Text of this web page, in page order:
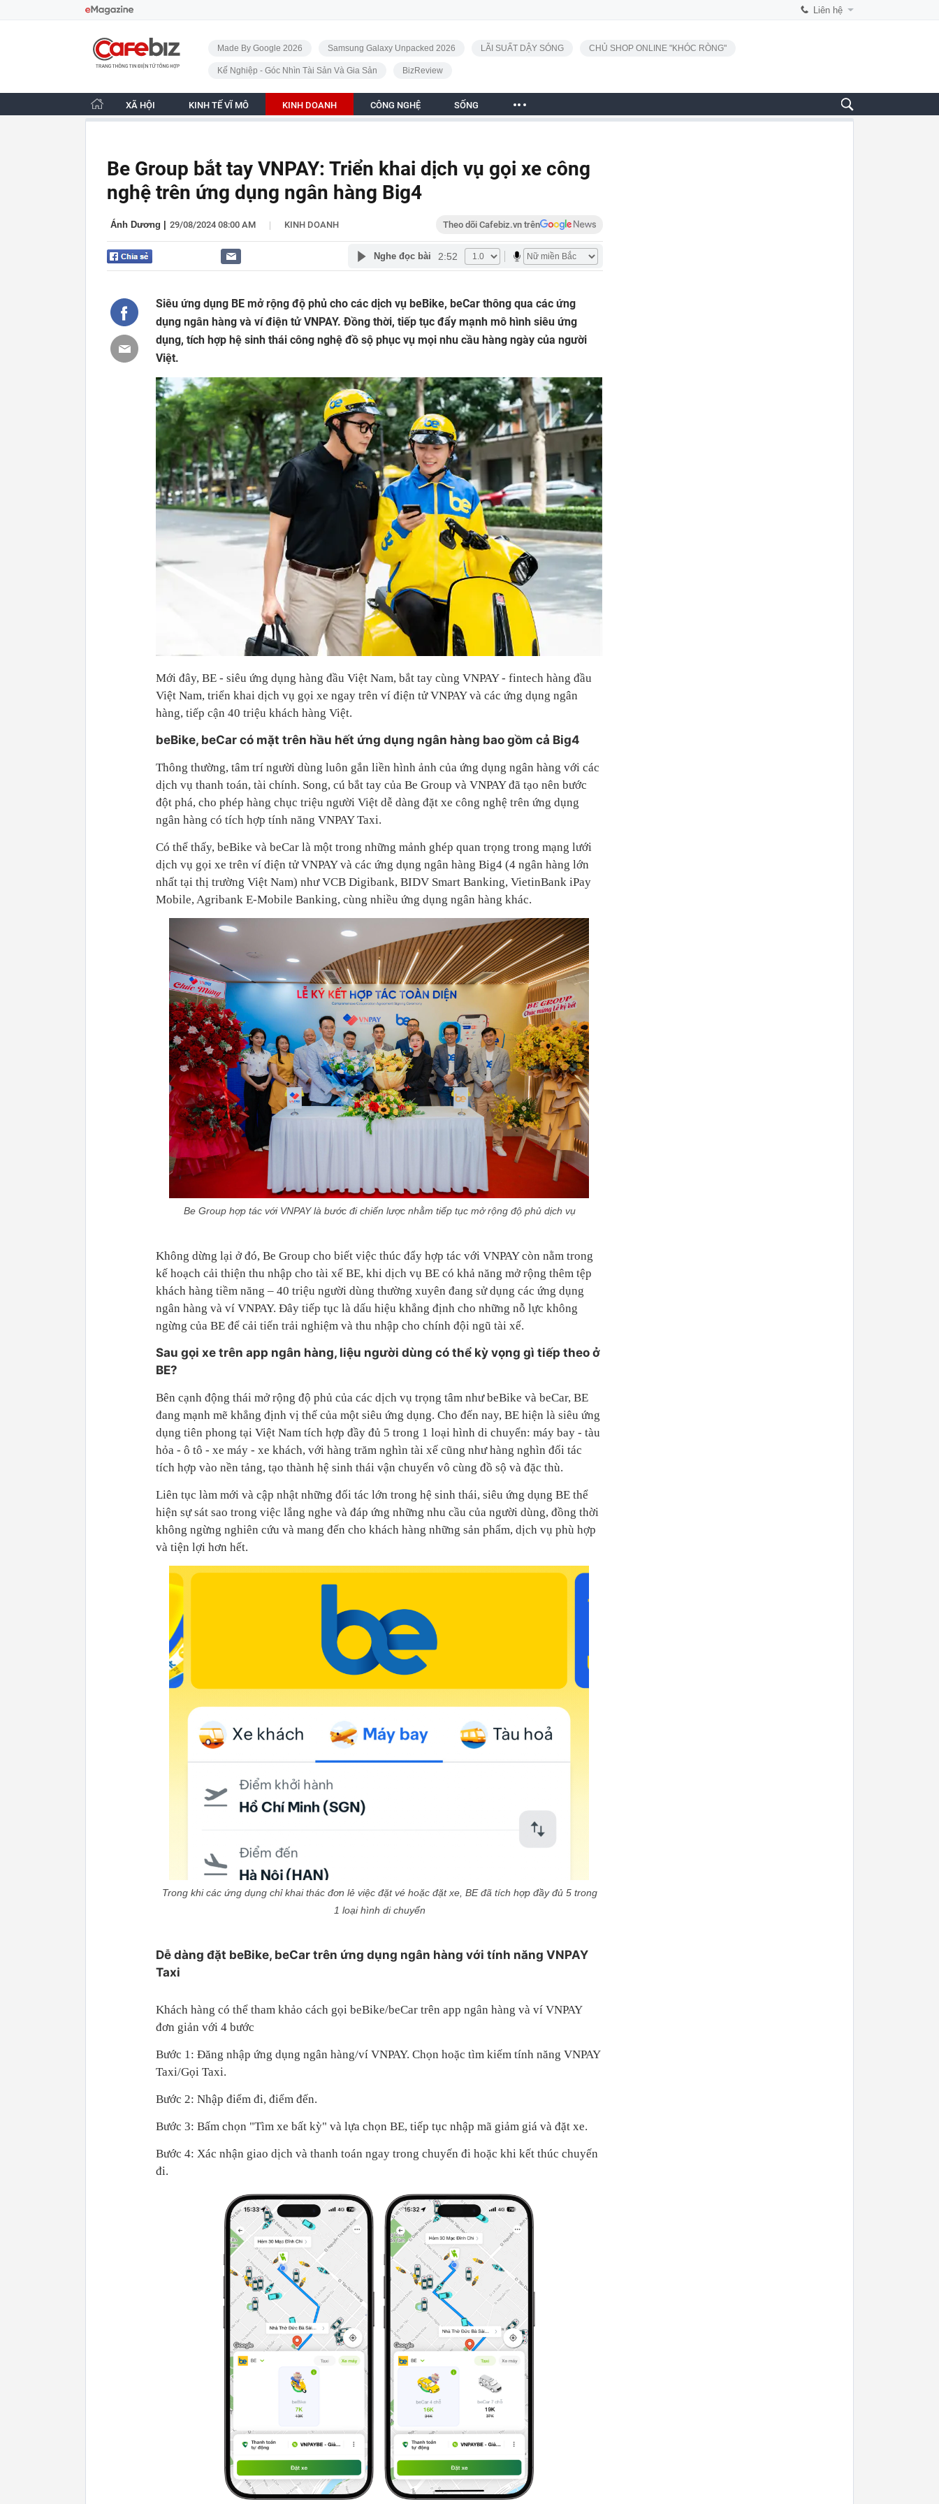
Liên hệ
CafeBiz - Trang chủ
Made By Google 2026 Samsung Galaxy Unpacked 2026 LÃI SUẤT DẬY SÓNG CHỦ SHOP ONLINE "KHÓC RÒNG"
Kế Nghiệp - Góc Nhìn Tài Sản Và Gia Sản BizReview
XÃ HỘI KINH TẾ VĨ MÔ KINH DOANH CÔNG NGHỆ SỐNG
Be Group bắt tay VNPAY: Triển khai dịch vụ gọi xe công
nghệ trên ứng dụng ngân hàng Big4
Ánh Dương 29/08/2024 08:00 AM | KINH DOANH Theo dõi Cafebiz.vn trên
Nghe đọc bài 2:52
Siêu ứng dụng BE mở rộng độ phủ cho các dịch vụ beBike, beCar thông qua các ứng
dụng ngân hàng và ví điện tử VNPAY. Đồng thời, tiếp tục đẩy mạnh mô hình siêu ứng
dụng, tích hợp hệ sinh thái công nghệ đồ sộ phục vụ mọi nhu cầu hàng ngày của người
Việt.
Mới đây, BE - siêu ứng dụng hàng đầu Việt Nam, bắt tay cùng VNPAY - fintech hàng đầu
Việt Nam, triển khai dịch vụ gọi xe ngay trên ví điện tử VNPAY và các ứng dụng ngân
hàng, tiếp cận 40 triệu khách hàng Việt.
beBike, beCar có mặt trên hầu hết ứng dụng ngân hàng bao gồm cả Big4
Thông thường, tâm trí người dùng luôn gắn liền hình ảnh của ứng dụng ngân hàng với các
dịch vụ thanh toán, tài chính. Song, cú bắt tay của Be Group và VNPAY đã tạo nên bước
đột phá, cho phép hàng chục triệu người Việt dễ dàng đặt xe công nghệ trên ứng dụng
ngân hàng có tích hợp tính năng VNPAY Taxi.
Có thể thấy, beBike và beCar là một trong những mảnh ghép quan trọng trong mạng lưới
dịch vụ gọi xe trên ví điện tử VNPAY và các ứng dụng ngân hàng Big4 (4 ngân hàng lớn
nhất tại thị trường Việt Nam) như VCB Digibank, BIDV Smart Banking, VietinBank iPay
Mobile, Agribank E-Mobile Banking, cùng nhiều ứng dụng ngân hàng khác.
Be Group hợp tác với VNPAY là bước đi chiến lược nhằm tiếp tục mở rộng độ phủ dịch vụ
Không dừng lại ở đó, Be Group cho biết việc thúc đẩy hợp tác với VNPAY còn nằm trong
kế hoạch cải thiện thu nhập cho tài xế BE, khi dịch vụ BE có khả năng mở rộng thêm tệp
khách hàng tiềm năng – 40 triệu người dùng thường xuyên đang sử dụng các ứng dụng
ngân hàng và ví VNPAY. Đây tiếp tục là dấu hiệu khẳng định cho những nỗ lực không
ngừng của BE để cải tiến trải nghiệm và thu nhập cho chính đội ngũ tài xế.
Sau gọi xe trên app ngân hàng, liệu người dùng có thể kỳ vọng gì tiếp theo ở
BE?
Bên cạnh động thái mở rộng độ phủ của các dịch vụ trọng tâm như beBike và beCar, BE
đang mạnh mẽ khẳng định vị thế của một siêu ứng dụng. Cho đến nay, BE hiện là siêu ứng
dụng tiên phong tại Việt Nam tích hợp đầy đủ 5 trong 1 loại hình di chuyển: máy bay - tàu
hỏa - ô tô - xe máy - xe khách, với hàng trăm nghìn tài xế cũng như hàng nghìn đối tác
tích hợp vào nền tảng, tạo thành hệ sinh thái vận chuyển vô cùng đồ sộ và đặc thù.
Liên tục làm mới và cập nhật những đối tác lớn trong hệ sinh thái, siêu ứng dụng BE thể
hiện sự sát sao trong việc lắng nghe và đáp ứng những nhu cầu của người dùng, đồng thời
không ngừng nghiên cứu và mang đến cho khách hàng những sản phẩm, dịch vụ phù hợp
và tiện lợi hơn hết.
Trong khi các ứng dụng chỉ khai thác đơn lẻ việc đặt vé hoặc đặt xe, BE đã tích hợp đầy đủ 5 trong
1 loại hình di chuyển
Dễ dàng đặt beBike, beCar trên ứng dụng ngân hàng với tính năng VNPAY
Taxi
Khách hàng có thể tham khảo cách gọi beBike/beCar trên app ngân hàng và ví VNPAY
đơn giản với 4 bước
Bước 1: Đăng nhập ứng dụng ngân hàng/ví VNPAY. Chọn hoặc tìm kiếm tính năng VNPAY
Taxi/Gọi Taxi.
Bước 2: Nhập điểm đi, điểm đến.
Bước 3: Bấm chọn "Tìm xe bất kỳ" và lựa chọn BE, tiếp tục nhập mã giảm giá và đặt xe.
Bước 4: Xác nhận giao dịch và thanh toán ngay trong chuyến đi hoặc khi kết thúc chuyến
đi.